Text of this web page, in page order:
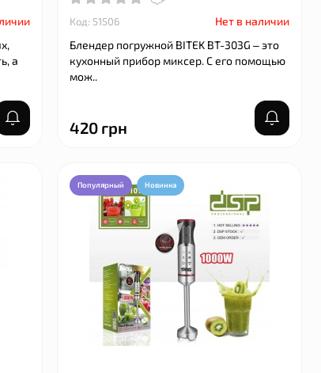
а
Код: 51506
Нет в наличии
Блендер погружной BITEK BT-303G – это
кухонный прибор миксер. C его помощью
мож..
420 грн
Популярный Новинка